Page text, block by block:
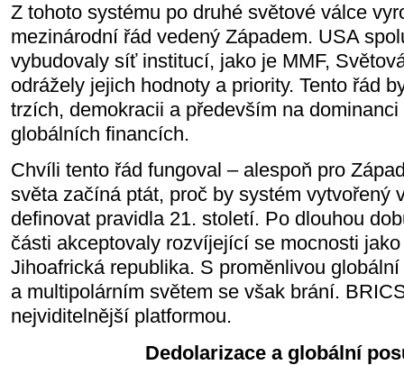
Z tohoto systému po druhé světové válce
mezinárodní řád vedený Západem. USA
vybudovaly síť institucí, jako je MMF,
odrážely jejich hodnoty a priority. Tento řád
trzích, demokracii a především na
globálních financích.
Chvíli tento řád fungoval – alespoň pro
světa začíná ptát, proč by systém vytvořený
definovat pravidla 21. století. Po dlouhou
části akceptovaly rozvíjející se mocnosti
Jihoafrická republika. S proměnlivou
a multipolárním světem se však brání.
nejviditelnější platformou.
Dedolarizace a globální